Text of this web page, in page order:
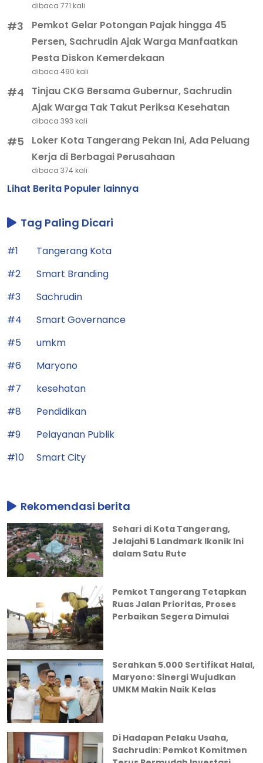
dibaca 771 kali
#3
Pemkot Gelar Potongan Pajak hingga 45
Persen, Sachrudin Ajak Warga Manfaatkan
Pesta Diskon Kemerdekaan
dibaca 490 kali
#4
Tinjau CKG Bersama Gubernur, Sachrudin
Ajak Warga Tak Takut Periksa Kesehatan
dibaca 393 kali
#5
Loker Kota Tangerang Pekan Ini, Ada Peluang
Kerja di Berbagai Perusahaan
dibaca 374 kali
Lihat Berita Populer lainnya
Tag Paling Dicari
#1
Tangerang Kota
#2
Smart Branding
#3
Sachrudin
#4
Smart Governance
#5
umkm
#6
Maryono
#7
kesehatan
#8
Pendidikan
#9
Pelayanan Publik
#10
Smart City
Rekomendasi berita
Sehari di Kota Tangerang,
Jelajahi 5 Landmark Ikonik Ini
dalam Satu Rute
Pemkot Tangerang Tetapkan
Ruas Jalan Prioritas, Proses
Perbaikan Segera Dimulai
Serahkan 5.000 Sertifikat Halal,
Maryono: Sinergi Wujudkan
UMKM Makin Naik Kelas
Di Hadapan Pelaku Usaha,
Sachrudin: Pemkot Komitmen